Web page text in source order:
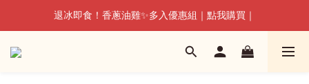
退冰即食！香蔥油雞✨多入優惠組｜點我購買｜
退冰即食！香蔥油雞✨多入優惠組｜點我購買｜
🔥雙人早午餐組｜快速擁有，兩人雙享｜